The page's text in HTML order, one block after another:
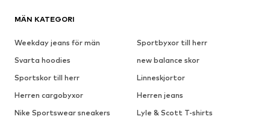
MÄN KATEGORI
Weekday jeans för män
Sportbyxor till herr
Svarta hoodies
new balance skor
Sportskor till herr
Linneskjortor
Herren cargobyxor
Herren jeans
Nike Sportswear sneakers
Lyle & Scott T-shirts